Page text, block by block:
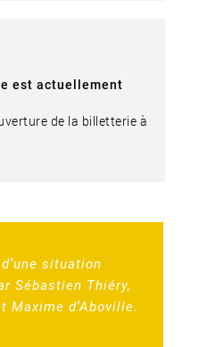
situation
Sébastien Thiéry,
Maxime d’Aboville.
est actuellement
de la billetterie à